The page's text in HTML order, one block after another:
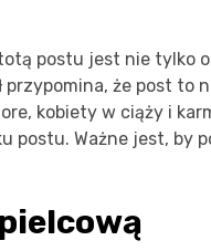
postu jest nie tylko
przypomina, że post to
kobiety w ciąży i
postu. Ważne jest, by